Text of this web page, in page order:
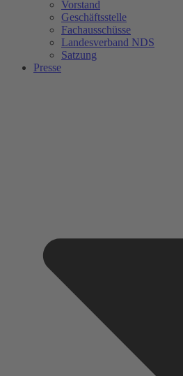
Vorstand
Geschäftsstelle
Fachausschüsse
Landesverband NDS
Satzung
Presse